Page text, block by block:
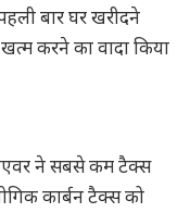
बार घर खरीदने
करने का वादा किया
ने सबसे कम टैक्स
कार्बन टैक्स को